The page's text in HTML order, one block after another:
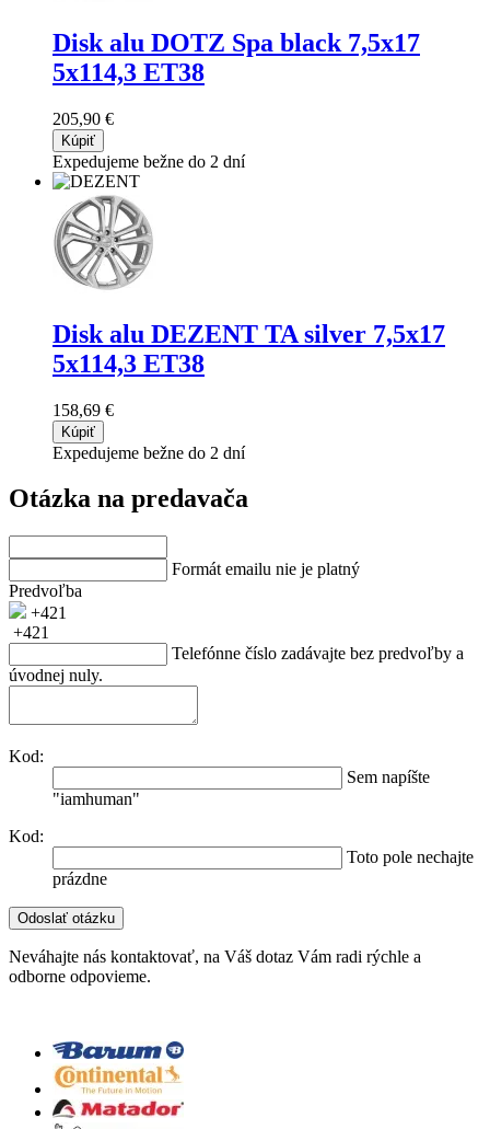
Disk alu DOTZ Spa black 7,5x17
5x114,3 ET38
205,90 €
Kúpiť
Expedujeme bežne do 2 dní
Disk alu DEZENT TA silver 7,5x17
5x114,3 ET38
158,69 €
Kúpiť
Expedujeme bežne do 2 dní
Otázka na predavača
Formát emailu nie je platný
Predvoľba
+421
+421
Telefónne číslo zadávajte bez predvoľby a
úvodnej nuly.
Kod:
Sem napíšte
"iamhuman"
Kod:
Toto pole nechajte
prázdne
Neváhajte nás kontaktovať, na Váš dotaz Vám radi rýchle a
odborne odpovieme.